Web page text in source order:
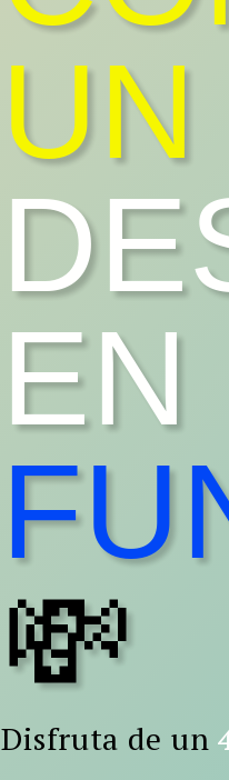
UN
EN
💸
Disfruta de un